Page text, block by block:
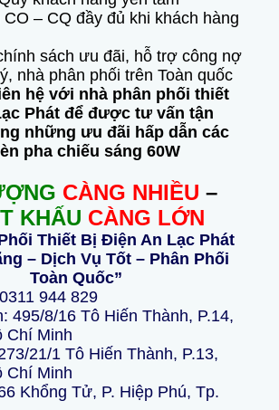
– CQ đầy đủ khi khách hàng
sách ưu đãi, hỗ trợ công nợ
nhà phân phối trên Toàn quốc
hệ với nhà phân phối thiết
Phát để được tư vấn tận
những ưu đãi hấp dẫn các
pha chiếu sáng 60W
CÀNG NHIỀU –
KHẤU CÀNG LỚN
Thiết Bị Điện An Lạc Phát
– Dịch Vụ Tốt – Phân Phối
Toàn Quốc”
944 829
495/8/16 Tô Hiến Thành, P.14,
Chí Minh
21/1 Tô Hiến Thành, P.13,
Chí Minh
Khổng Tử, P. Hiệp Phú, Tp.